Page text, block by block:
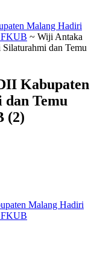
Malang Hadiri
FKUB ~ Wiji Antaka
dan Temu
Kabupaten
Temu
(2)
Malang Hadiri
FKUB